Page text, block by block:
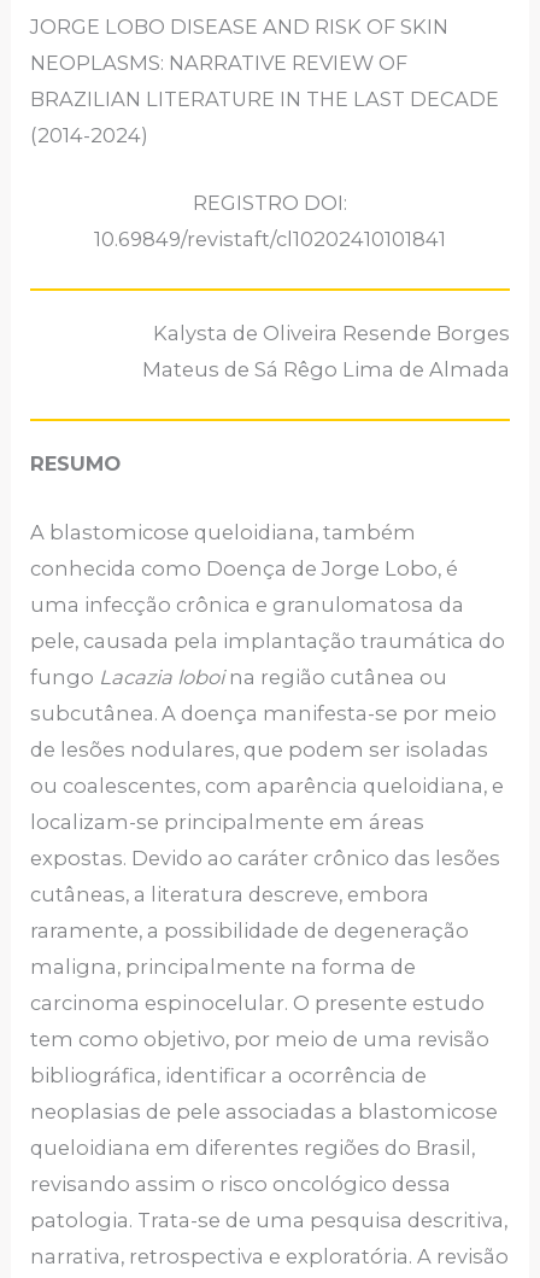
JORGE LOBO DISEASE AND RISK OF SKIN
NEOPLASMS: NARRATIVE REVIEW OF
BRAZILIAN LITERATURE IN THE LAST DECADE
(2014-2024)
REGISTRO DOI:
10.69849/revistaft/cl10202410101841
Kalysta de Oliveira Resende Borges
Mateus de Sá Rêgo Lima de Almada
RESUMO
A blastomicose queloidiana, também
conhecida como Doença de Jorge Lobo, é
uma infecção crônica e granulomatosa da
pele, causada pela implantação traumática do
fungo Lacazia loboina região cutânea ou
subcutânea. A doença manifesta-se por meio
de lesões nodulares, que podem ser isoladas
ou coalescentes, com aparência queloidiana, e
localizam-se principalmente em áreas
expostas. Devido ao caráter crônico das lesões
cutâneas, a literatura descreve, embora
raramente, a possibilidade de degeneração
maligna, principalmente na forma de
carcinoma espinocelular. O presente estudo
tem como objetivo, por meio de uma revisão
bibliográfica, identificar a ocorrência de
neoplasias de pele associadas a blastomicose
queloidiana em diferentes regiões do Brasil,
revisando assim o risco oncológico dessa
patologia. Trata-se de uma pesquisa descritiva,
narrativa, retrospectiva e exploratória. A revisão